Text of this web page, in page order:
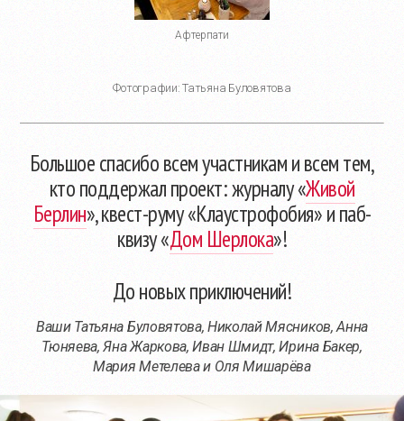
Афтерпати
Фотографии: Татьяна Буловятова
Большое спасибо всем участникам и всем тем,
кто поддержал проект: журналу «Живой
Берлин», квест-руму «Клаустрофобия» и паб-
квизу «Дом Шерлока»!
До новых приключений!
Ваши Татьяна Буловятова, Николай Мясников, Анна
Тюняева, Яна Жаркова, Иван Шмидт, Ирина Бакер,
Мария Метелева и Оля Мишарёва